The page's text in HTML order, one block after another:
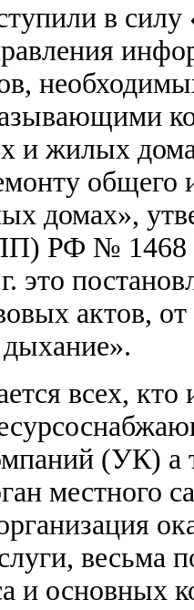
в
и жилых
общего
домах»,
РФ № 1468
это
актов,
всех, кто
(УК)
и основных